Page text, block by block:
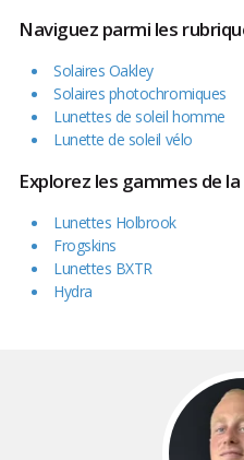
Naviguez parmi les
Solaires Oakley
Solaires photochromiques
Lunettes de soleil homme
Lunette de soleil vélo
Explorez les gammes de
Lunettes Holbrook
Frogskins
Lunettes BXTR
Hydra